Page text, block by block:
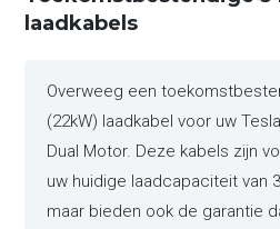
laadkabels
Overweeg een
(22kW) laadkabel voor uw
Dual Motor. Deze kabels zijn
uw huidige laadcapaciteit van
maar bieden ook de garantie